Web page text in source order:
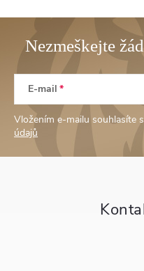
Z
p
E-mail
Vložením e-mailu souhlasíte s
údajů